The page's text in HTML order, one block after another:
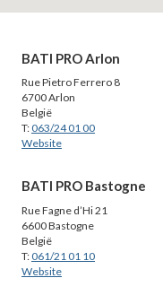
BATI PRO Arlon
Rue Pietro Ferrero 8
6700 Arlon
België
T:063/24 01 00
Website
BATI PRO Bastogne
Rue Fagne d’Hi 21
6600 Bastogne
België
T:061/21 01 10
Website